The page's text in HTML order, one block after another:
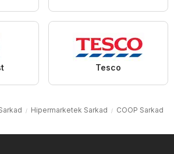
Tesco
Hipermarketek Sarkad COOP Sarkad